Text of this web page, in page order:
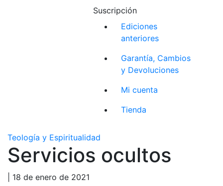
Suscripción
Ediciones
anteriores
Garantía, Cambios
y Devoluciones
Mi cuenta
Tienda
Teología y Espiritualidad
Servicios ocultos
| 18 de enero de 2021